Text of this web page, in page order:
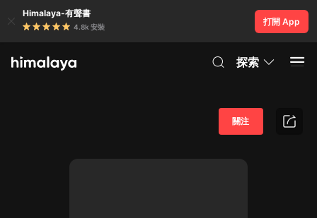
Himalaya-有聲書
4.8k 安裝
打開 App
探索
關注